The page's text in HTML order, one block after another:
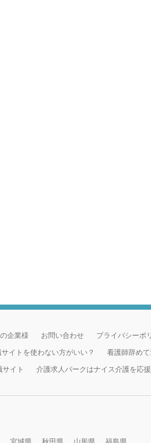
企業様 お問い合わせ プライバシーポ
イトを使わない方がいい？ 看護師辞め
イト 介護求人パークはナイス介護を応援